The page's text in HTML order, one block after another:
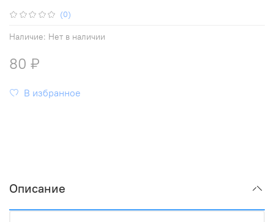
(0)
Наличие: Нет в наличии
80 ₽
В избранное
Описание